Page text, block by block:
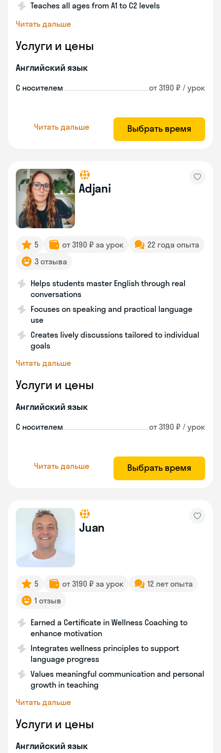
Teaches all ages from A1 to C2 levels
Читать дальше
Услуги и цены
Английский язык
С носителем от 3190 ₽ / урок
Читать дальше Выбрать время
Adjani
5 от 3190 ₽ за урок
22 года опыта
3 отзыва
Helps students master English through real
conversations
Focuses on speaking and practical language
use
Creates lively discussions tailored to individual
goals
Читать дальше
Услуги и цены
Английский язык
С носителем от 3190 ₽ / урок
Читать дальше Выбрать время
Juan
5 от 3190 ₽ за урок
12 лет опыта
1 отзыв
Earned a Certificate in Wellness Coaching to
enhance motivation
Integrates wellness principles to support
language progress
Values meaningful communication and personal
growth in teaching
Читать дальше
Услуги и цены
Английский язык